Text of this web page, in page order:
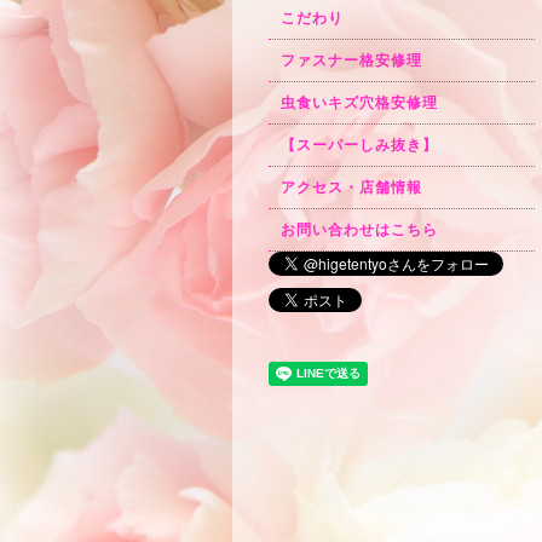
こだわり
ファスナー格安修理
虫食いキズ穴格安修理
【スーパーしみ抜き】
アクセス・店舗情報
お問い合わせはこちら